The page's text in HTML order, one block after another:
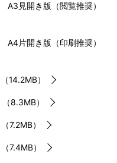
見開き版（閲覧推奨）
片開き版（印刷推奨）
14.2MB）
8.3MB）
7.2MB）
7.4MB）